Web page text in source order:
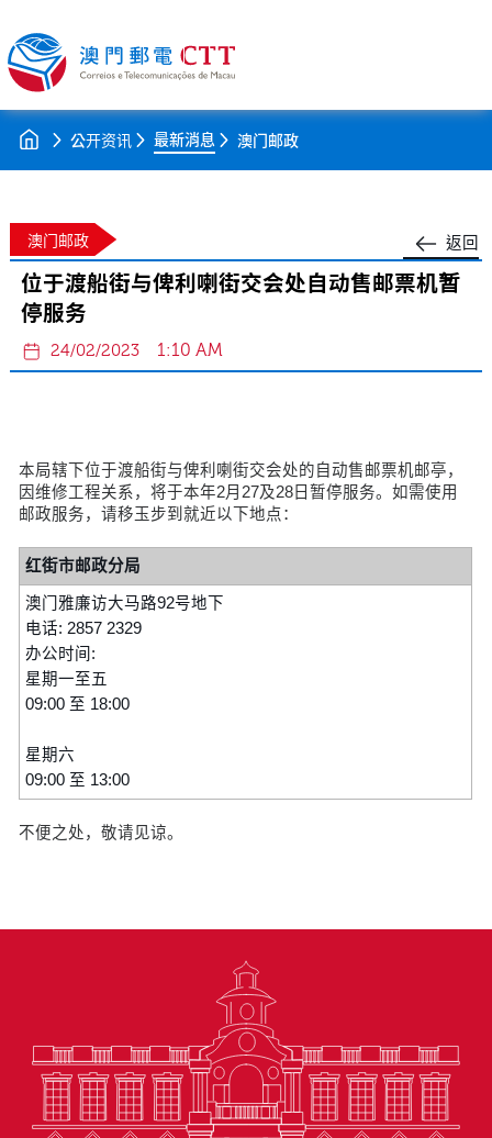
公开资讯 最新消息 澳门邮政
返回
澳门邮政
位于渡船街与俾利喇街交会处自动售邮票机暂
停服务
24/02/2023 1:10 AM
本局辖下位于渡船街与俾利喇街交会处的自动售邮票机邮亭，
因维修工程关系，将于本年2月27及28日暂停服务。如需使用
邮政服务，请移玉步到就近以下地点：
红街市邮政分局
澳门雅廉访大马路92号地下
电话: 2857 2329
办公时间:
星期一至五
09:00 至 18:00
星期六
09:00 至 13:00
不便之处，敬请见谅。